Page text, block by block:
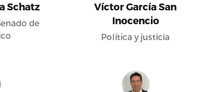
Schatz
de
Víctor García San
Inocencio
Política y justicia